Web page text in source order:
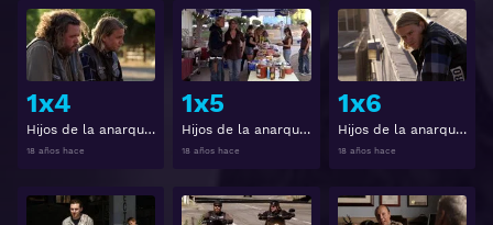
1x4
Hijos de la anarquía 1x4
18 años hace
Ver
1x5
Hijos de la anarquía 1x5
18 años hace
Ver
1x6
Hijos de la anarquía 1x6
18 años hace
Ver Ver